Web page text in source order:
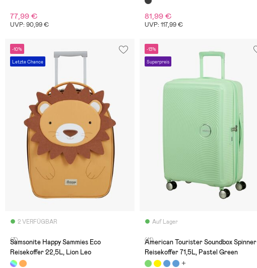
77,99 €
UVP: 90,99 €
81,99 €
UVP: 117,99 €
-10%
Letzte Chance
2 VERFÜGBAR
(3)
Samsonite Happy Sammies Eco
Reisekoffer 22,5L, Lion Leo
-13%
Superpreis
Auf Lager
(11)
American Tourister Soundbox Spinner
Reisekoffer 71,5L, Pastel Green